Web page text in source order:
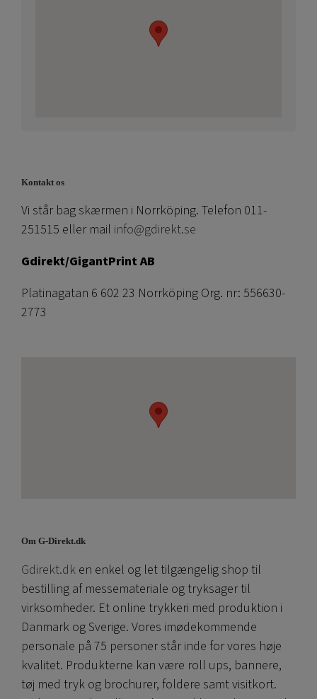
Kontakt os
Vi står bag skærmen i Norrköping. Telefon 011-
251515 eller mail info@gdirekt.se
Gdirekt/GigantPrint AB
Platinagatan 6 602 23 Norrköping Org. nr: 556630-
2773
Om G-Direkt.dk
Gdirekt.dk en enkel og let tilgængelig shop til
bestilling af messemateriale og tryksager til
virksomheder. Et online trykkeri med produktion i
Danmark og Sverige. Vores imødekommende
personale på 75 personer står inde for vores høje
kvalitet. Produkterne kan være roll ups, bannere,
tøj med tryk og brochurer, foldere samt visitkort.